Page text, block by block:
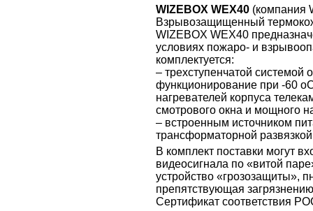
WIZEBOX WEX40 (компания
Взрывозащищенный
WIZEBOX WEX40
условиях пожаро- и
комплектуется:
– трехступенчатой
функционирование при -60
нагревателей корпуса
смотрового окна и мощного
– встроенным источником
трансформаторной
В комплект поставки могут
видеосигнала по «витой
устройство «грозозащиты»,
препятствующая
Сертификат соответствия